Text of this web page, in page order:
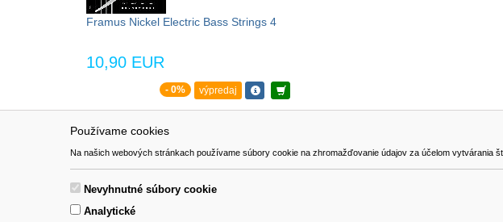
Používame cookies
Na našich webových stránkach používame súbory cookie na zhromažďovanie údajov za účelom vytvárania
Nevyhnutné súbory cookie
Analytické
Framus Nickel Electric Bass Strings 4
10,90 EUR
- 0% výpredaj
Pomoc
Kontakt